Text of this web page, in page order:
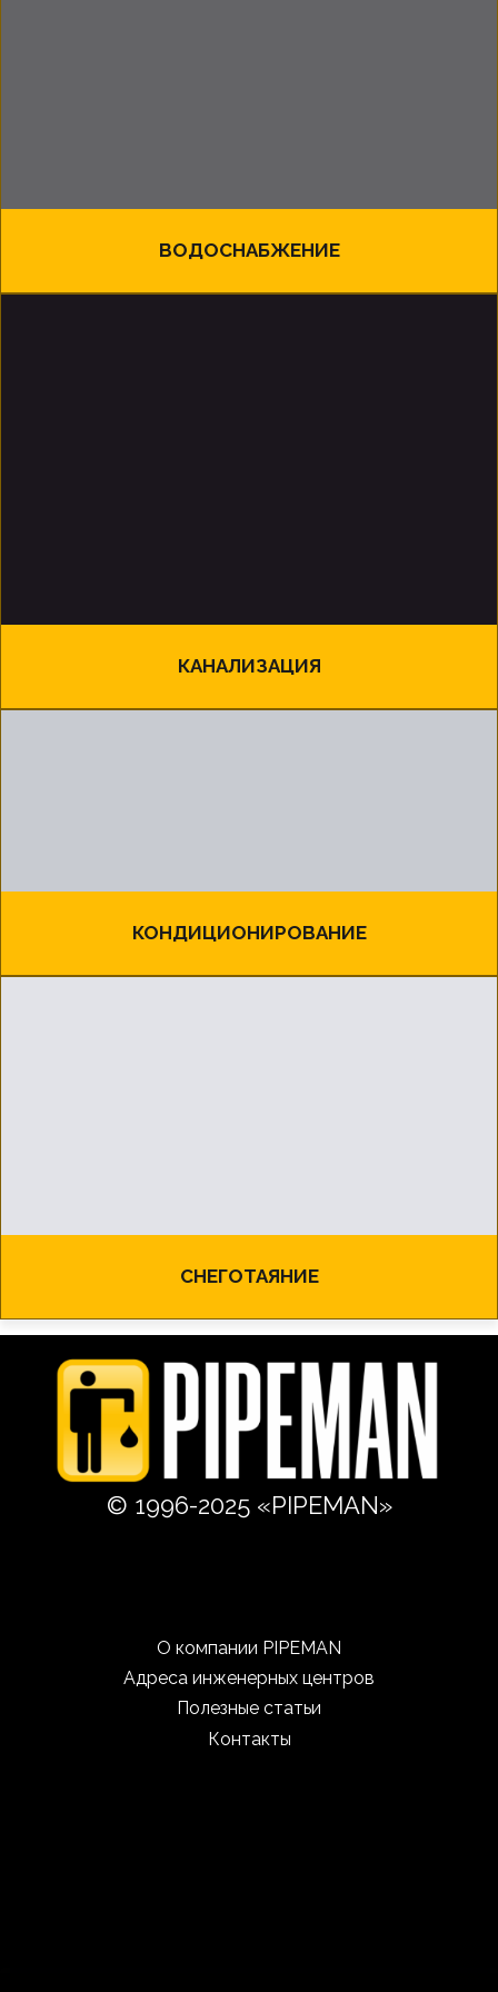
ВОДОСНАБЖЕНИЕ
КАНАЛИЗАЦИЯ
КОНДИЦИОНИРОВАНИЕ
СНЕГОТАЯНИЕ
© 1996-2025 «PIPEMAN»
О компании PIPEMAN
Адреса инженерных центров
Полезные статьи
Контакты